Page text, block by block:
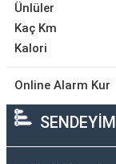
Ünlüler
Kaç Km
Kalori
Online Alarm Kur
SENDEYİM